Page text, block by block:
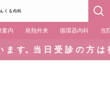
案内 発熱外来 循環器内科 当
す。当 日 受 診 の 方 は